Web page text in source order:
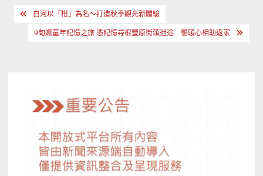
文 白河以「柑」為名～打造秋季觀光新體驗
9旬嬤童年記憶之旅 憑記憶尋根豐原街頭迷途 警暖心相助返家